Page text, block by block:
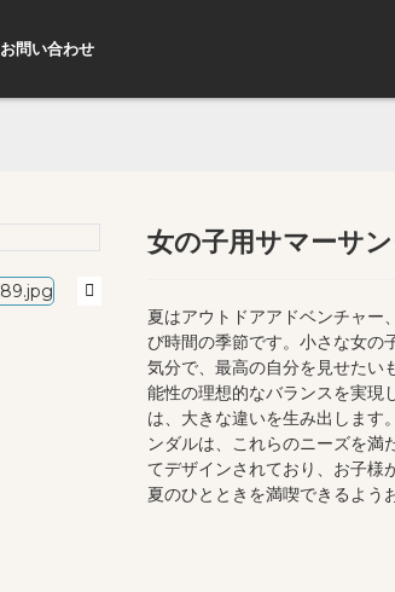
お問い合わせ
Loading...
Loading...
女の子用サマーサ
夏はアウトドアアドベンチャー
び時間の季節です。小さな女の
気分で、最高の自分を見せたい
能性の理想的なバランスを実現
は、大きな違いを生み出します
ンダルは、これらのニーズを満
てデザインされており、お子様
夏のひとときを満喫できるよう